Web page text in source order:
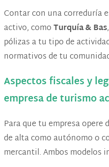
Contar con una correduría
activo, comoTurquía & Bas
pólizas a tu tipo de
normativos de tu
Aspectos fiscales y
empresa de turismo
Para que tu empresa opere
de alta como autónomo o
mercantil. Ambos modelos